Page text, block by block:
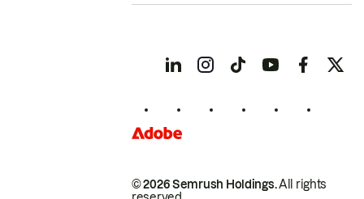
© 2026 Semrush Holdings.All rights